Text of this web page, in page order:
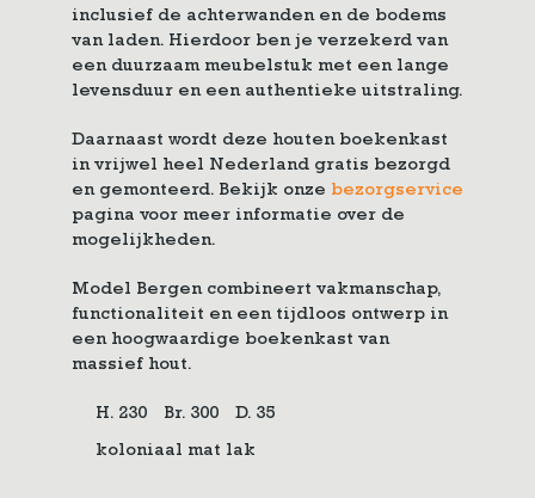
inclusief de achterwanden en de bodems
van laden. Hierdoor ben je verzekerd van
een duurzaam meubelstuk met een lange
levensduur en een authentieke uitstraling.
Daarnaast wordt deze houten boekenkast
in vrijwel heel Nederland gratis bezorgd
en gemonteerd. Bekijk onze bezorgservice
pagina voor meer informatie over de
mogelijkheden.
Model Bergen combineert vakmanschap,
functionaliteit en een tijdloos ontwerp in
een hoogwaardige boekenkast van
massief hout.
H. 230 Br. 300 D. 35
koloniaal mat lak